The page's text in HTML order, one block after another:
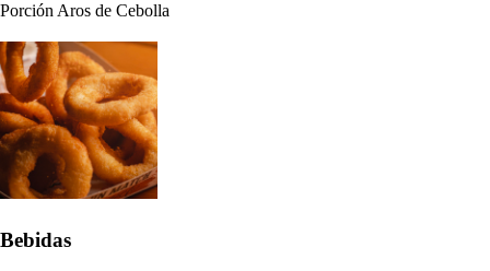
Porción Aros de Cebolla
Bebidas